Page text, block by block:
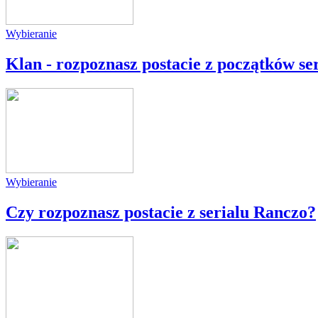
Wybieranie
Klan - rozpoznasz postacie z początków
Wybieranie
Czy rozpoznasz postacie z serialu Ranczo?